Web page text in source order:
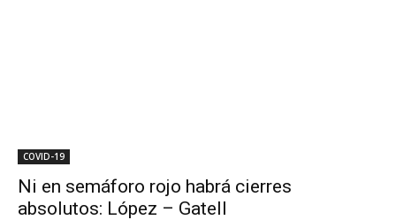
COVID-19
Ni en semáforo rojo habrá cierres
absolutos: López – Gatell